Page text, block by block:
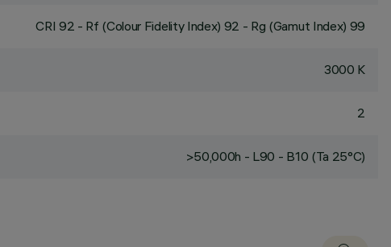
CRI 92 - Rf (Colour Fidelity Index) 92 - Rg (Gamut Index) 99
3000 K
2
>50,000h - L90 - B10 (Ta 25°C)